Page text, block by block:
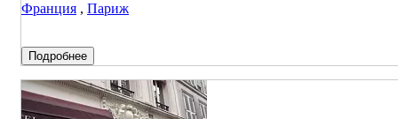
Франция , Париж
Подробнее